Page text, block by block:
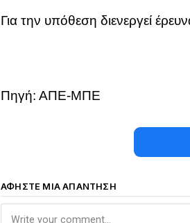
Για την υπόθεση διενεργεί
Πηγή: ΑΠΕ-ΜΠΕ
ΑΦΉΣΤΕ ΜΙΑ ΑΠΆΝΤΗΣΗ